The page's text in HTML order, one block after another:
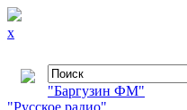
x
"Баргузин ФМ"